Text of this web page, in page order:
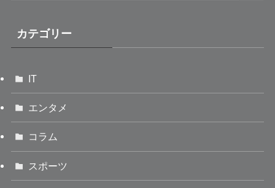
カテゴリー
IT
エンタメ
コラム
スポーツ